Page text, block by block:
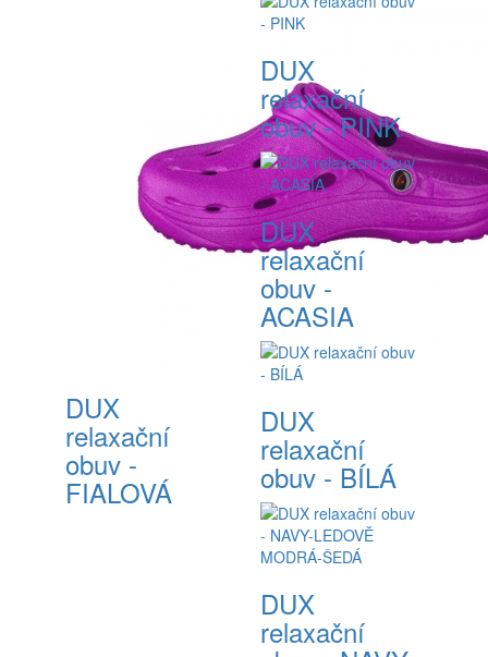
DUX
relaxační
obuv -
FIALOVÁ
DUX
relaxační
obuv - PINK
DUX
relaxační
obuv -
ACASIA
DUX
relaxační
obuv - BÍLÁ
DUX
relaxační